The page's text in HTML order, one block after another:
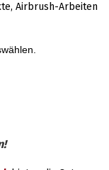
Airbrush-Arbeiten